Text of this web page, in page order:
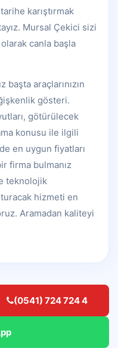
karıştırmak
Mursal Çekici sizi
canla başla
başta araçlarınızın
gösteri.
götürülecek
konusu ile ilgili
en uygun fiyatları
firma bulmanız
teknolojik
hizmeti en
Aramadan kaliteyi
(0541) 724 724 4